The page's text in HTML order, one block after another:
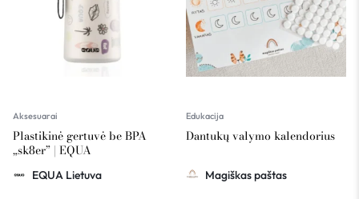
Aksesuarai
Plastikinė gertuvė be BPA
„sk8er” | EQUA
EQUA Lietuva
Edukacija
Dantukų valymo kalendorius
Magiškas paštas